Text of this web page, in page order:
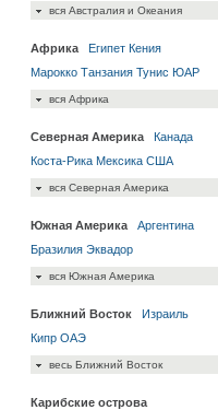
вся Австралия и Океания
Африка Египет Кения
Марокко Танзания Тунис ЮАР
вся Африка
Северная Америка
Канада
Коста-Рика Мексика США
вся Северная Америка
Южная Америка
Аргентина
Бразилия Эквадор
вся Южная Америка
Ближний Восток
Израиль
Кипр ОАЭ
весь Ближний Восток
Карибские острова